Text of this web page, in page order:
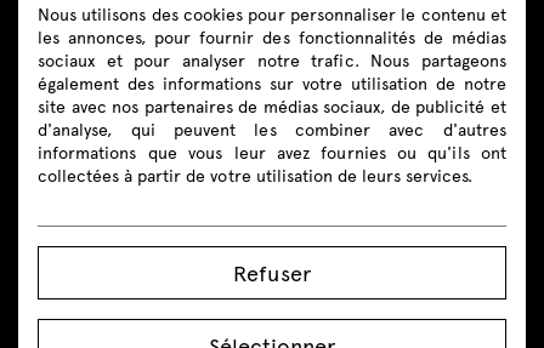
Suivez-nous
Produits
Tout
Sièges
Nous utilisons des cookies pour personnaliser le contenu et
les annonces, pour fournir des fonctionnalités de médias
sociaux et pour analyser notre trafic. Nous partageons
également des informations sur votre utilisation de notre
site avec nos partenaires de médias sociaux, de publicité et
d'analyse, qui peuvent les combiner avec d'autres
informations que vous leur avez fournies ou qu'ils ont
collectées à partir de votre utilisation de leurs services.
Refuser